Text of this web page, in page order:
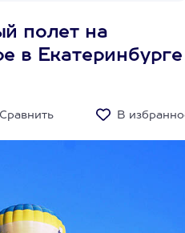
полет на
в Екатеринбурге
Сравнить В